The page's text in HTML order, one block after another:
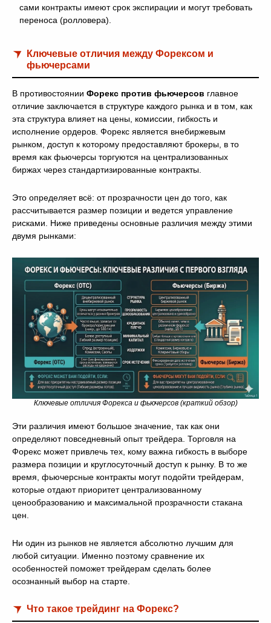
сами контракты имеют срок экспирации и могут требовать
переноса (ролловера).
Ключевые отличия между Форексом и
фьючерсами
В противостоянии Форекс против фьючерсов главное
отличие заключается в структуре каждого рынка и в том, как
эта структура влияет на цены, комиссии, гибкость и
исполнение ордеров. Форекс является внебиржевым
рынком, доступ к которому предоставляют брокеры, в то
время как фьючерсы торгуются на централизованных
биржах через стандартизированные контракты.
Это определяет всё: от прозрачности цен до того, как
рассчитывается размер позиции и ведется управление
рисками. Ниже приведены основные различия между этими
двумя рынками:
Ключевые отличия Форекса и фьючерсов (краткий обзор)
Эти различия имеют большое значение, так как они
определяют повседневный опыт трейдера. Торговля на
Форекс может привлечь тех, кому важна гибкость в выборе
размера позиции и круглосуточный доступ к рынку. В то же
время, фьючерсные контракты могут подойти трейдерам,
которые отдают приоритет централизованному
ценообразованию и максимальной прозрачности стакана
цен.
Ни один из рынков не является абсолютно лучшим для
любой ситуации. Именно поэтому сравнение их
особенностей поможет трейдерам сделать более
осознанный выбор на старте.
Что такое трейдинг на Форекс?